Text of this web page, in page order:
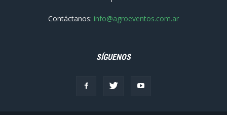
Contáctanos: info@agroeventos.com.ar
SÍGUENOS